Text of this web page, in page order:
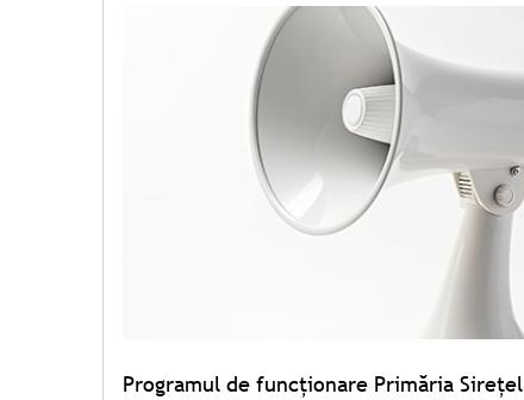
Programul de funcționare Primăria Sirețel